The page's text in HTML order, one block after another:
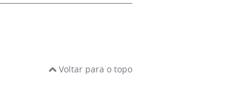
Voltar para o topo